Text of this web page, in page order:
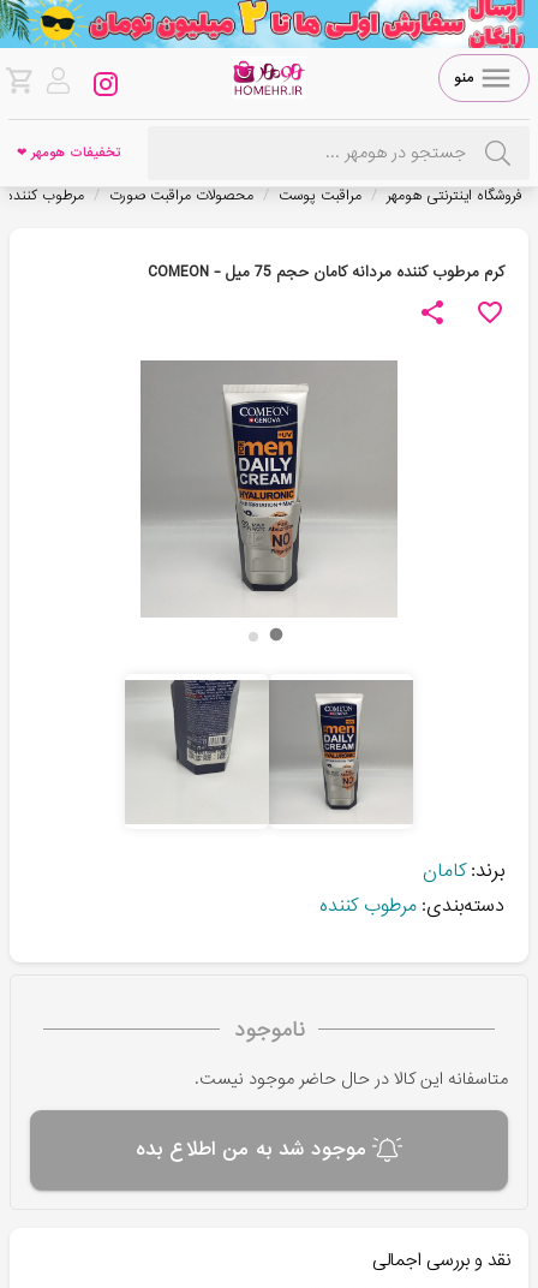
منو
تخفیفات هومهر ❤
فروشگاه اینترنتی هومهر / مراقبت پوست / محصولات مراقبت صورت / مرطوب کننده
کرم مرطوب کننده مردانه کامان حجم 75 میل - COMEON
برند: کامان
دسته‌بندی: مرطوب کننده
ناموجود
متاسفانه این کالا در حال حاضر موجود نیست.
موجود شد به من اطلاع بده
نقد و بررسی اجمالی